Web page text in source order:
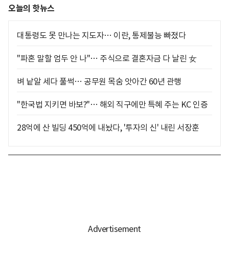
오늘의 핫뉴스
대통령도 못 만나는 지도자… 이란, 통제불능 빠졌다
"파혼 말할 엄두 안 나"… 주식으로 결혼자금 다 날린 女
벼 낱알 세다 풀썩… 공무원 목숨 앗아간 60년 관행
"한국법 지키면 바보?"… 해외 직구에만 특혜 주는 KC 인증
28억에 산 빌딩 450억에 내놨다, '투자의 신' 내린 서장훈